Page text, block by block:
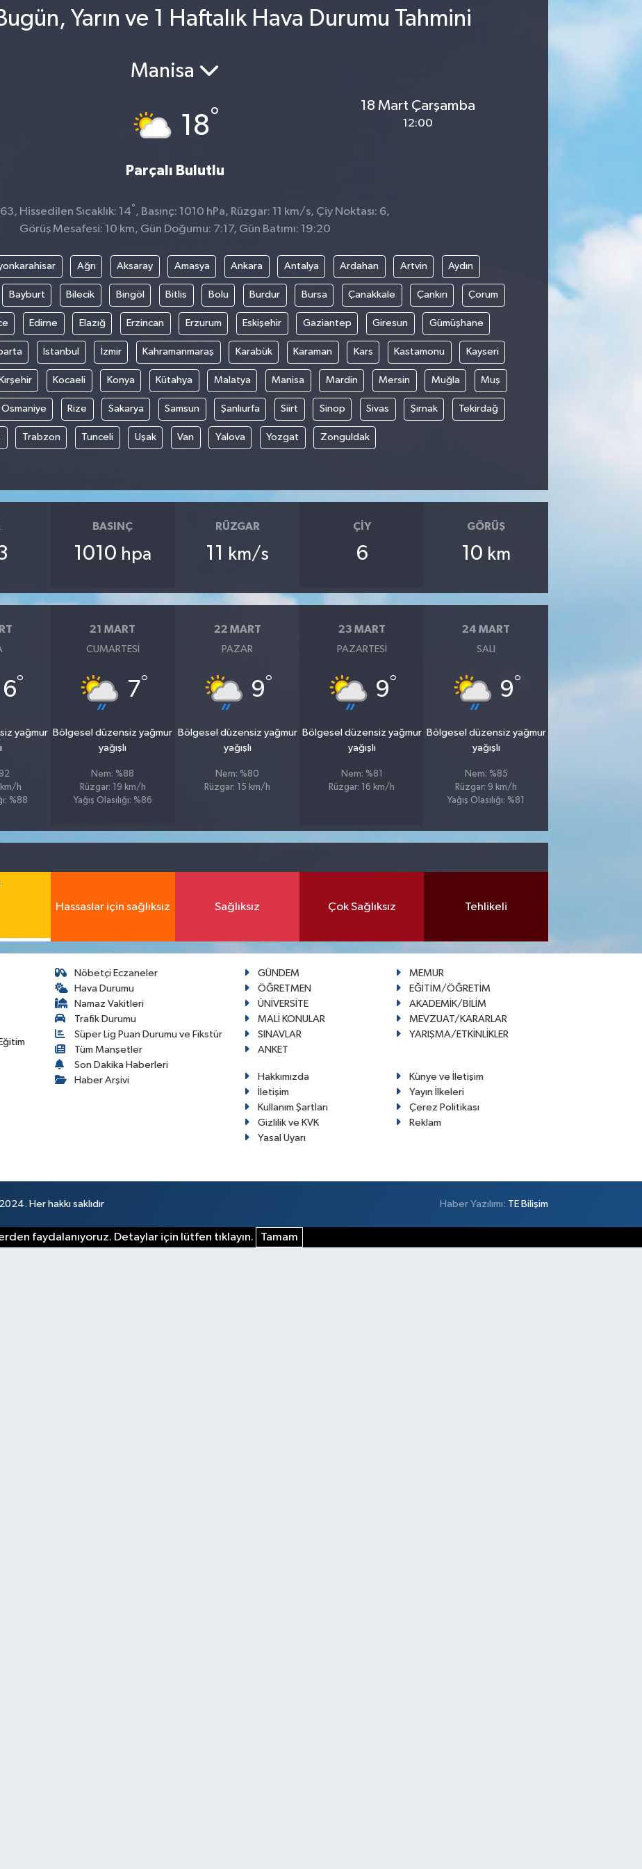
Yarın ve 1 Haftalık Hava Durumu Tahmini
Manisa
18°
Parçalı Bulutlu
18 Mart Çarşamba
12:00
Hissedilen Sıcaklık: 14° , Basınç: 1010 hPa, Rüzgar: 11 km/s, Çiy Noktası: 6,
Görüş Mesafesi: 10 km, Gün Doğumu: 7:17, Gün Batımı: 19:20
Ağrı Aksaray Amasya Ankara Antalya Ardahan Artvin Aydın
Bayburt Bilecik Bingöl Bitlis Bolu Burdur Bursa Çanakkale Çankırı Çorum
Edirne Elazığ Erzincan Erzurum Eskişehir Gaziantep Giresun Gümüşhane
İstanbul İzmir Kahramanmaraş Karabük Karaman Kars Kastamonu Kayseri
Kırşehir Kocaeli Konya Kütahya Malatya Manisa Mardin Mersin Muğla Muş
Osmaniye Rize Sakarya Samsun Şanlıurfa Siirt Sinop Sivas Şırnak Tekirdağ
Trabzon Tunceli Uşak Van Yalova Yozgat Zonguldak
BASINÇ
1010 hpa
RÜZGAR
11 km/s
ÇIY
6
GÖRÜŞ
10 km
6°
yağmur
km/h
%88
21 MART
CUMARTESI
7°
Bölgesel düzensiz yağmur
yağışlı
Nem: %88
Rüzgar: 19 km/h
Yağış Olasılığı: %86
22 MART
PAZAR
9°
Bölgesel düzensiz yağmur
yağışlı
Nem: %80
Rüzgar: 15 km/h
23 MART
PAZARTESI
9°
Bölgesel düzensiz yağmur
yağışlı
Nem: %81
Rüzgar: 16 km/h
24 MART
SALI
9°
Bölgesel düzensiz yağmur
yağışlı
Nem: %85
Rüzgar: 9 km/h
Yağış Olasılığı: %81
Hassaslar için sağlıksız Sağlıksız Çok Sağlıksız Tehlikeli
Nöbetçi Eczaneler
Hava Durumu
Namaz Vakitleri
Trafik Durumu
Süper Lig Puan Durumu ve Fikstür
Tüm Manşetler
Son Dakika Haberleri
Haber Arşivi
GÜNDEM
MEMUR
ÖĞRETMEN
EĞİTİM/ÖĞRETİM
ÜNİVERSİTE
AKADEMİK/BİLİM
MALİ KONULAR
MEVZUAT/KARARLAR
SINAVLAR
YARIŞMA/ETKİNLİKLER
ANKET
Hakkımızda
Künye ve İletişim
İletişim
Yayın İlkeleri
Kullanım Şartları
Çerez Politikası
Gizlilik ve KVK
Reklam
Yasal Uyarı
Her hakkı saklıdır Haber Yazılımı: TE Bilişim
faydalanıyoruz. Detaylar için lütfen tıklayın. Tamam